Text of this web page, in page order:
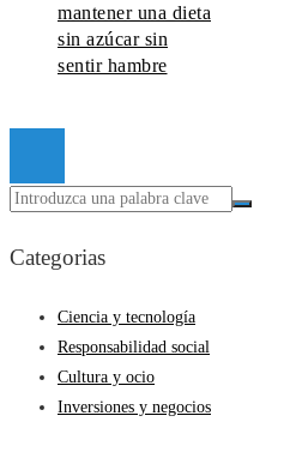
mantener una dieta
sin azúcar sin
sentir hambre
Categorias
Ciencia y tecnología
Responsabilidad social
Cultura y ocio
Inversiones y negocios